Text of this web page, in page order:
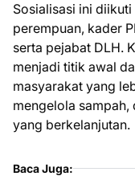
Sosialisasi ini
perempuan, kader
serta pejabat DLH.
menjadi titik awal
masyarakat yang
mengelola
yang berkelanjutan.
Baca Juga: